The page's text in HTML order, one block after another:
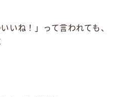
いね！」って言われても、